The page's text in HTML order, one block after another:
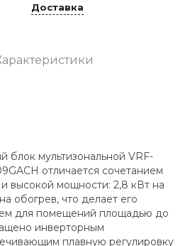
Доставка
блок мультизональной VRF-
отличается сочетанием
высокой мощности: 2,8 кВт на
обогрев, что делает его
для помещений площадью до
инверторным
плавную регулировку